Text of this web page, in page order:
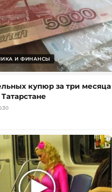
И ФИНАНСЫ
купюр за три месяца
i